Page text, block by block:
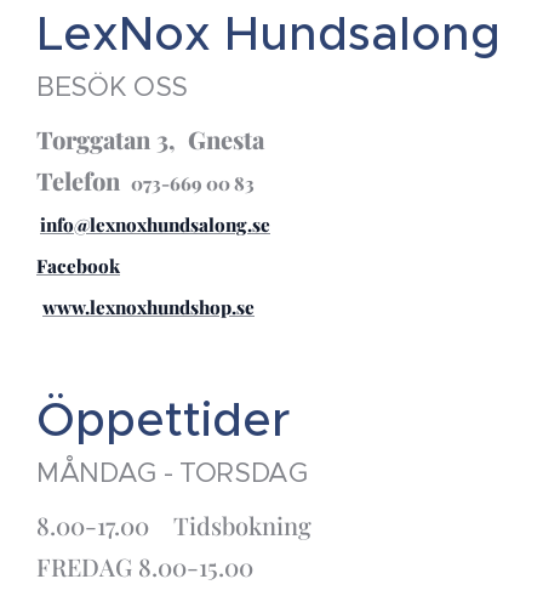
LexNox Hundsalong
BESÖK OSS
Torggatan 3, Gnesta
Telefon 073-669 00 83
info@lexnoxhundsalong.se
Facebook
www.lexnoxhundshop.se
Öppettider
MÅNDAG - TORSDAG
8.00-17.00 Tidsbokning
FREDAG 8.00-15.00